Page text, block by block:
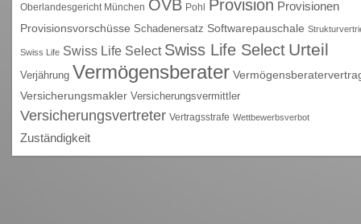
Oberlandesgericht München OVB Pohl Provision Provisionen
Provisionsvorschüsse Schadenersatz Softwarepauschale
Swiss Life Swiss Life Select Swiss Life Select Urteil
Verjährung Vermögensberater
Versicherungsmakler Versicherungsvermittler
Versicherungsvertreter Vertragsstrafe Wettbewerbsverbot
Zuständigkeit